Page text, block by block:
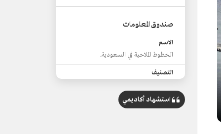
صندوق المعلومات
الاسم
الخطوط الملاحية في السعودية.
التصنيف
بالعالم في إطار التبادلات التجارية مع
استشهاد أكاديمي